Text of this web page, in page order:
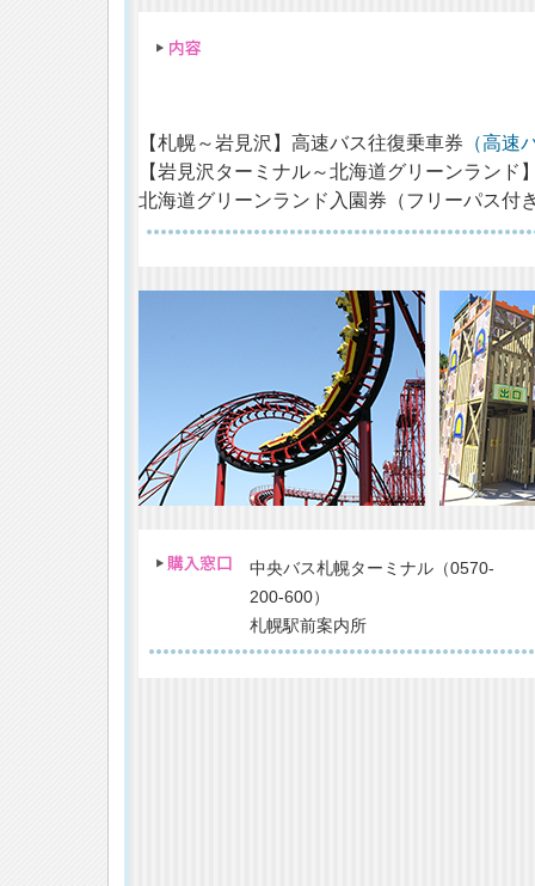
【札幌～岩見沢】高速バス往復乗車券 （高速
【岩見沢ターミナル～北海道グリーンランド
北海道グリーンランド入園券（フリーパス付
中央バス札幌ターミナル（0570-
200-600）
札幌駅前案内所